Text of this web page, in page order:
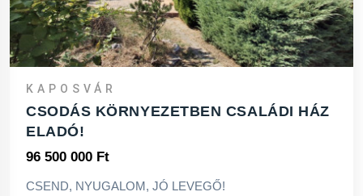
KAPOSVÁR
CSODÁS KÖRNYEZETBEN CSALÁDI HÁZ
ELADÓ!
96 500 000 Ft
CSEND, NYUGALOM, JÓ LEVEGŐ!